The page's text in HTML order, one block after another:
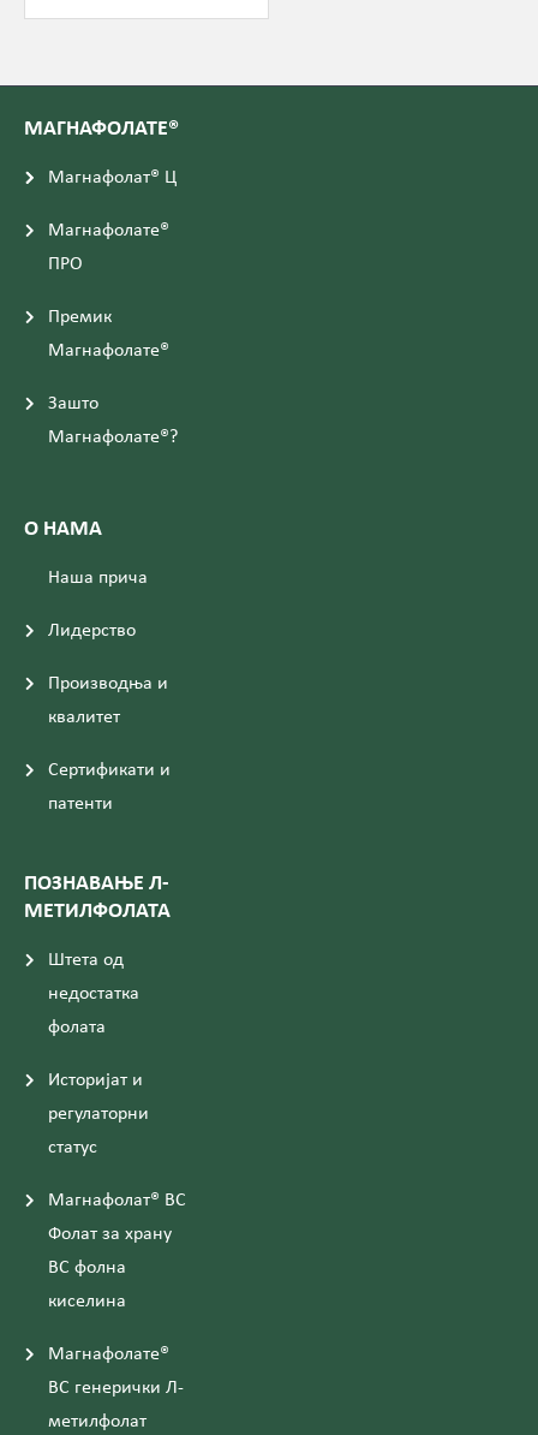
МАГНАФОЛАТЕ®
Магнафолат® Ц
Магнафолате®
ПРО
Премик
Магнафолате®
Зашто
Магнафолате®?
О НАМА
Наша прича
Лидерство
Производња и
квалитет
Сертификати и
патенти
ПОЗНАВАЊЕ Л-
МЕТИЛФОЛАТА
Штета од
недостатка
фолата
Историјат и
регулаторни
статус
Магнафолат® ВС
Фолат за храну
ВС фолна
киселина
Магнафолате®
ВС генерички Л-
метилфолат